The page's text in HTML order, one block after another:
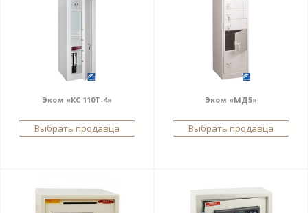
Эком «КС 110Т-4»
Выбрать продавца
Эком «МД5»
Выбрать продавца